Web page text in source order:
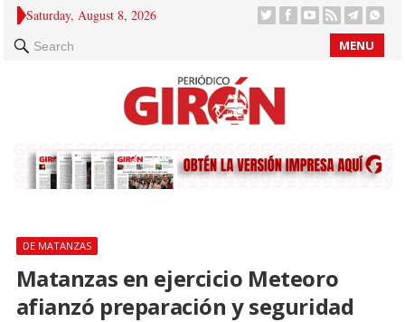
Saturday, August 8, 2026
Search MENU
DE MATANZAS
Matanzas en ejercicio Meteoro
afianzó preparación y seguridad